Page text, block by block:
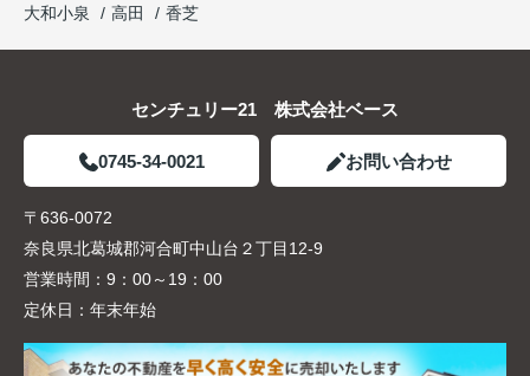
大和小泉
高田 香芝
センチュリー21 株式会社ベース
0745-34-0021 お問い合わせ
〒636-0072
奈良県北葛城郡河合町中山台２丁目12-9
営業時間： 9：00～19：00
定休日： 年末年始